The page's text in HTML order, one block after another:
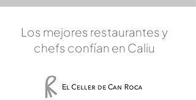
Los mejores restaurantes y
chefs confían en Caliu